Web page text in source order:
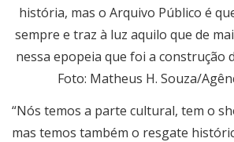
história, mas o Arquivo Público é
sempre e traz à luz aquilo que de
nessa epopeia que foi a construção
Foto: Matheus H. Souza/
“Nós temos a parte cultural, tem o
mas temos também o resgate